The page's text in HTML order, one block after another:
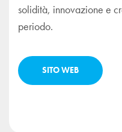
solidità, innovazione e
periodo.
SITO WEB